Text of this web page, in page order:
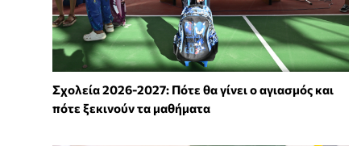
Σχολεία 2026-2027: Πότε θα γίνει ο αγιασμός και
πότε ξεκινούν τα μαθήματα